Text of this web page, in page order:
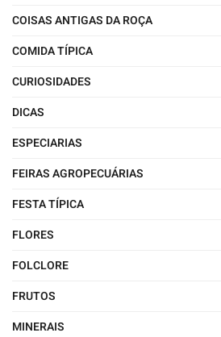
COISAS ANTIGAS DA ROÇA
COMIDA TÍPICA
CURIOSIDADES
DICAS
ESPECIARIAS
FEIRAS AGROPECUÁRIAS
FESTA TÍPICA
FLORES
FOLCLORE
FRUTOS
MINERAIS